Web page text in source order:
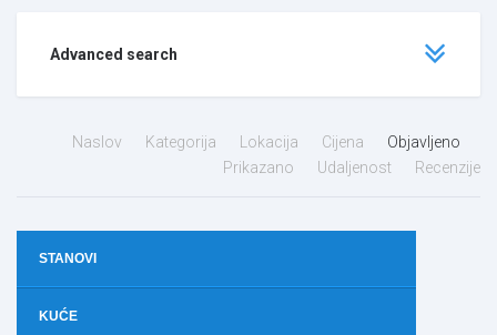
Advanced search
Naslov Kategorija Lokacija Cijena
Objavljeno
Prikazano
Udaljenost Recenzije
STANOVI
KUĆE